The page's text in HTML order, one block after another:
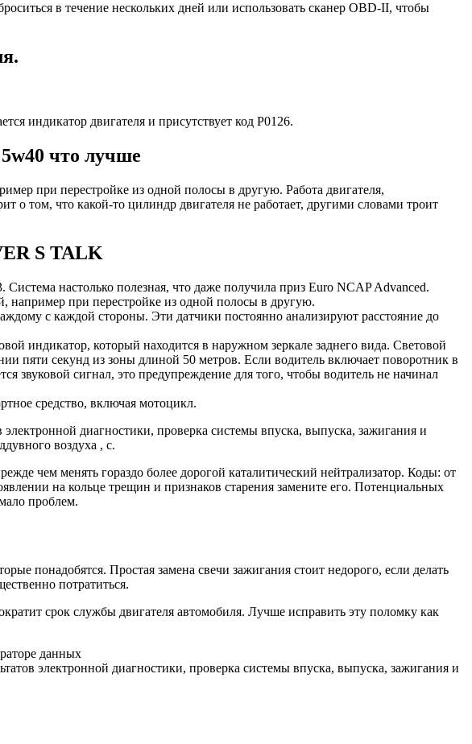
в течение нескольких дней или использовать сканер OBD-II, чтобы
индикатор двигателя и присутствует код P0126.
что лучше
при перестройке из одной полосы в другую. Работа двигателя,
том, что какой-то цилиндр двигателя не работает, другими словами троит
S TALK
настолько полезная, что даже получила приз Euro NCAP Advanced.
например при перестройке из одной полосы в другую.
с каждой стороны. Эти датчики постоянно анализируют расстояние до
индикатор, который находится в наружном зеркале заднего вида. Световой
пяти секунд из зоны длиной 50 метров. Если водитель включает поворотник в
звуковой сигнал, это предупреждение для того, чтобы водитель не начинал
средство, включая мотоцикл.
диагностики, проверка системы впуска, выпуска, зажигания и
воздуха , с.
чем менять гораздо более дорогой каталитический нейтрализатор. Коды: от
на кольце трещин и признаков старения замените его. Потенциальных
проблем.
понадобятся. Простая замена свечи зажигания стоит недорого, если делать
потратиться.
срок службы двигателя автомобиля. Лучше исправить эту поломку как
данных
электронной диагностики, проверка системы впуска, выпуска, зажигания и